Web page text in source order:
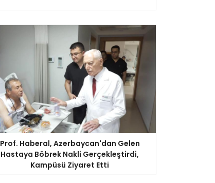
Prof. Haberal, Azerbaycan'dan Gelen
Hastaya Böbrek Nakli Gerçekleştirdi,
Kampüsü Ziyaret Etti